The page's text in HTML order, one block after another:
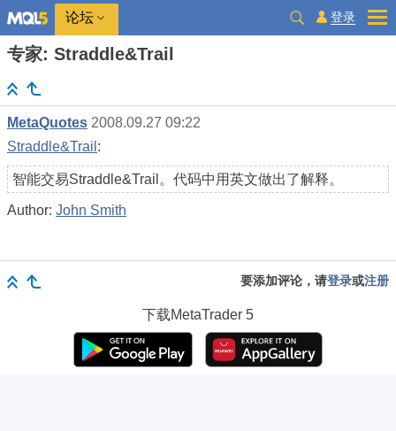
论坛 登录
专家: Straddle&Trail
MetaQuotes 2008.09.27 09:22
Straddle&Trail :
智能交易Straddle&Trail。代码中用英文做出了解释。
Author: John Smith
要添加评论，请登录或注册
下载MetaTrader 5